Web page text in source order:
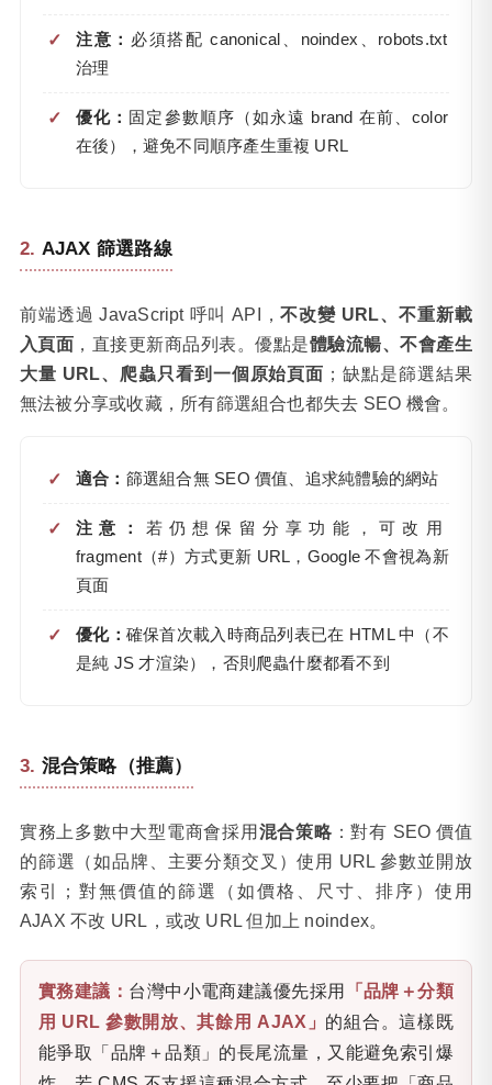
注意： 必須搭配 canonical、noindex、robots.txt
治理
優化：
固定參數順序（如永遠 brand 在前、color
在後），避免不同順序產生重複 URL
AJAX 篩選路線
前端透過 JavaScript 呼叫 API，不改變 URL、不重新載
入頁面 ，直接更新商品列表。優點是體驗流暢、不會產生
大量 URL、爬蟲只看到一個原始頁面 ；缺點是篩選結果
無法被分享或收藏，所有篩選組合也都失去 SEO 機會。
適合： 篩選組合無 SEO 價值、追求純體驗的網站
注意： 若仍想保留分享功能，可改用
fragment（#）方式更新 URL，Google 不會視為新
頁面
優化： 確保首次載入時商品列表已在 HTML 中（不
是純 JS 才渲染），否則爬蟲什麼都看不到
混合策略（推薦）
實務上多數中大型電商會採用 混合策略 ：對有 SEO 價值
的篩選（如品牌、主要分類交叉）使用 URL 參數並開放
索引；對無價值的篩選（如價格、尺寸、排序）使用
AJAX 不改 URL，或改 URL 但加上 noindex。
實務建議： 台灣中小電商建議優先採用
「品牌＋分類
用 URL 參數開放、其餘用 AJAX」 的組合。這樣既
能爭取「品牌＋品類」的長尾流量，又能避免索引爆